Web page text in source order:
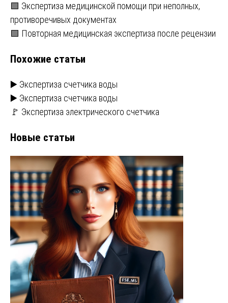
Навигация
по
🟩 Экспертиза медицинской помощи при неполных,
противоречивых документах
🟩 Повторная медицинская экспертиза после рецензии
Похожие статьи
▶️ Экспертиза счетчика воды
▶️ Экспертиза счетчика воды
🚩 Экспертиза электрического счетчика
Новые статьи